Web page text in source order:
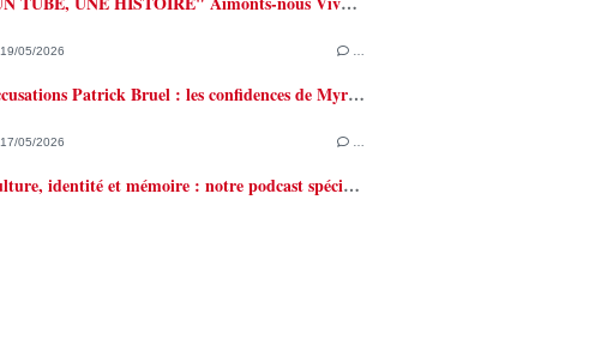
19/05/2026
Accusations Patrick Bruel : les confidences de Myriam Abel
17/05/2026
Culture, identité et mémoire : notre podcast spécial 50 ans du FLNC